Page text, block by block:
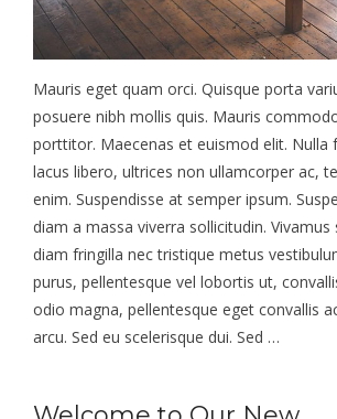
Mauris eget quam orci. Quisque porta
posuere nibh mollis quis. Mauris
porttitor. Maecenas et euismod elit. Nulla
lacus libero, ultrices non ullamcorper ac,
enim. Suspendisse at semper ipsum.
diam a massa viverra sollicitudin.
diam fringilla nec tristique metus
purus, pellentesque vel lobortis ut,
odio magna, pellentesque eget convallis
arcu. Sed eu scelerisque dui. Sed …